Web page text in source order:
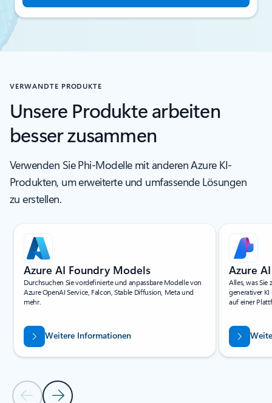
VERWANDTE PRODUKTE
Unsere Produkte arbeiten
besser zusammen
Verwenden Sie Phi-Modelle mit anderen Azure KI-
Produkten, um erweiterte und umfassende Lösungen
zu erstellen.
Folie 1 von 4 wird angezeigt
Vorherige FolieNächste Folie
Azure AI Foundry Models
Durchsuchen Sie vordefinierte und anpassbare Modelle von
Azure OpenAI Service, Falcon, Stable Diffusion, Meta und
mehr.
Weitere Informationen
Azure
Alles, was
generativer
auf einer